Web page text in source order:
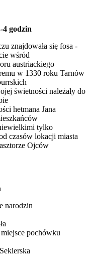
4 godzin
znajdowała się fosa -
wśród
austriackiego
w 1330 roku Tarnów
świetności należały do
hetmana Jana
tylko
czasów lokacji miasta
Ojców
narodzin
pochówku